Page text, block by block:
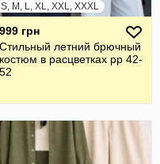
S, M, L, XL, XXL, XXXL
999 грн
Стильный летний брючный
костюм в расцветках рр 42-
52